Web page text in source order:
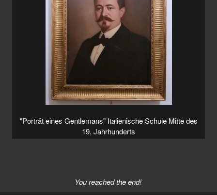
"Porträt eines Gentlemans" Italienische Schule Mitte des
19. Jahrhunderts
You reached the end!